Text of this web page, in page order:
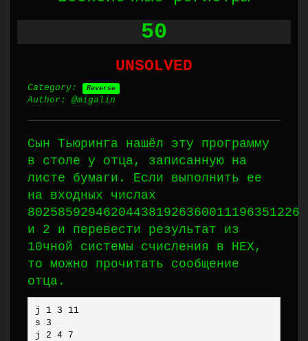
50
UNSOLVED
Category: Reverse
Author: @migalin
Сын Тьюринга нашёл эту программу
в столе у отца, записанную на
листе бумаги. Если выполнить ее
на входных числах
802585929462044381926360011196351226
и 2 и перевести результат из
10чной системы счисления в HEX,
то можно прочитать сообщение
отца.
j 1 3 11
s 3
j 2 4 7